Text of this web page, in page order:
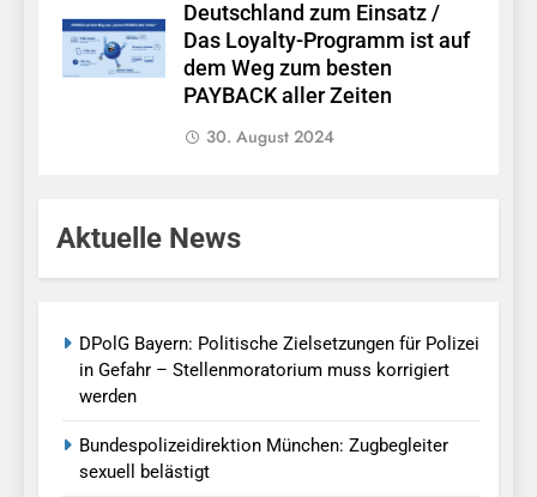
Deutschland zum Einsatz /
Das Loyalty-Programm ist auf
dem Weg zum besten
PAYBACK aller Zeiten
30. August 2024
Aktuelle News
DPolG Bayern: Politische Zielsetzungen für Polizei
in Gefahr – Stellenmoratorium muss korrigiert
werden
Bundespolizeidirektion München: Zugbegleiter
sexuell belästigt